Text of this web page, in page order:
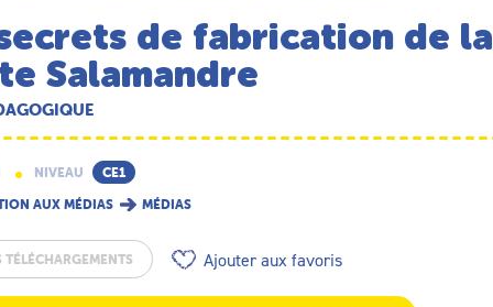
de fabrication de la
Salamandre
NIVEAU
CE1
AUX MÉDIAS
MÉDIAS
TÉLÉCHARGEMENTS Ajouter aux favoris